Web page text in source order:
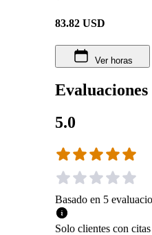
83.82 USD
Ver horas
Evaluaciones
5.0
Basado en 5
Solo clientes con